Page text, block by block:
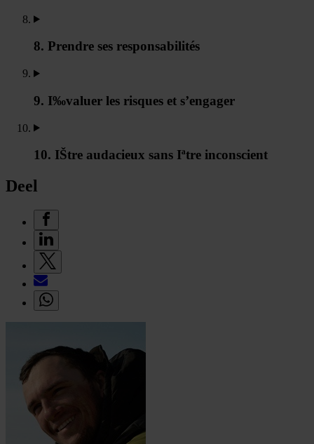
8. Prendre ses responsabilités
9. I‰valuer les risques et s’engager
10. IŠtre audacieux sans Iªtre inconscient
Deel